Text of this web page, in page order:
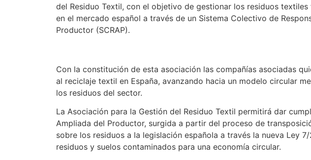
del Residuo Textil, con el objetivo de gestionar los residuos
en el mercado español a través de un Sistema Colectivo de
Productor (SCRAP).
Con la constitución de esta asociación las compañías asociadas
al reciclaje textil en España, avanzando hacia un modelo circular
los residuos del sector.
La Asociación para la Gestión del Residuo Textil permitirá dar
Ampliada del Productor, surgida a partir del proceso de
sobre los residuos a la legislación española a través la nueva Ley
residuos y suelos contaminados para una economía circular.